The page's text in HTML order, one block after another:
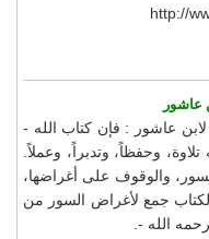
http://
عاشور
عاشور : فإن كتاب الله -
وحفظاً، وتدبراً، وعملاً.
والوقوف على أغراضها،
جمع لأغراض السور من
الله -.